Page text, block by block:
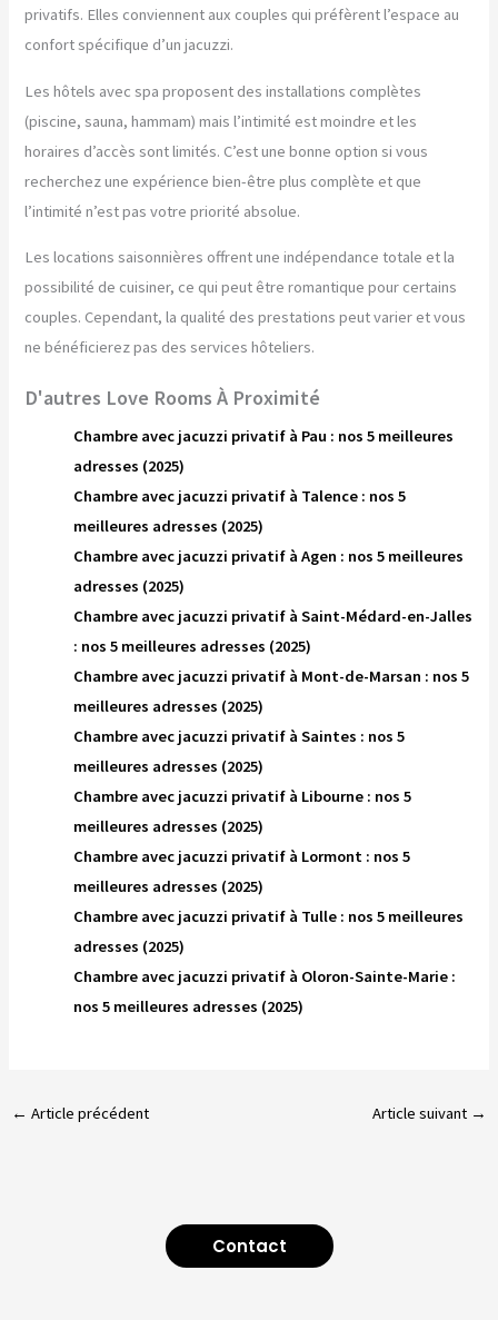
privatifs. Elles conviennent aux couples qui préfèrent l’espace au
confort spécifique d’un jacuzzi.
Les hôtels avec spa proposent des installations complètes
(piscine, sauna, hammam) mais l’intimité est moindre et les
horaires d’accès sont limités. C’est une bonne option si vous
recherchez une expérience bien-être plus complète et que
l’intimité n’est pas votre priorité absolue.
Les locations saisonnières offrent une indépendance totale et la
possibilité de cuisiner, ce qui peut être romantique pour certains
couples. Cependant, la qualité des prestations peut varier et vous
ne bénéficierez pas des services hôteliers.
D'autres Love Rooms À Proximité
Chambre avec jacuzzi privatif à Pau : nos 5 meilleures
adresses (2025)
Chambre avec jacuzzi privatif à Talence : nos 5
meilleures adresses (2025)
Chambre avec jacuzzi privatif à Agen : nos 5 meilleures
adresses (2025)
Chambre avec jacuzzi privatif à Saint-Médard-en-Jalles
: nos 5 meilleures adresses (2025)
Chambre avec jacuzzi privatif à Mont-de-Marsan : nos 5
meilleures adresses (2025)
Chambre avec jacuzzi privatif à Saintes : nos 5
meilleures adresses (2025)
Chambre avec jacuzzi privatif à Libourne : nos 5
meilleures adresses (2025)
Chambre avec jacuzzi privatif à Lormont : nos 5
meilleures adresses (2025)
Chambre avec jacuzzi privatif à Tulle : nos 5 meilleures
adresses (2025)
Chambre avec jacuzzi privatif à Oloron-Sainte-Marie :
nos 5 meilleures adresses (2025)
← Article précédent Article suivant →
Contact